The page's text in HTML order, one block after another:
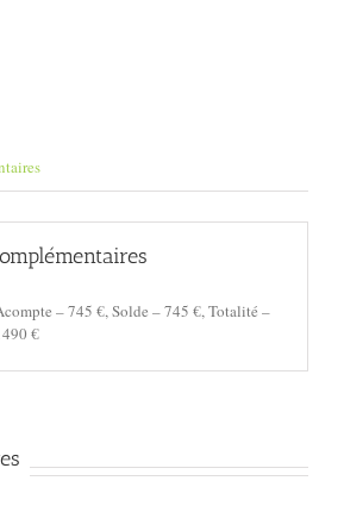
– 745 €, Solde – 745 €, Totalité –
€